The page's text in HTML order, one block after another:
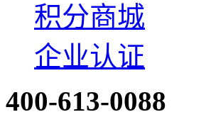
积分商城
企业认证
400-613-0088